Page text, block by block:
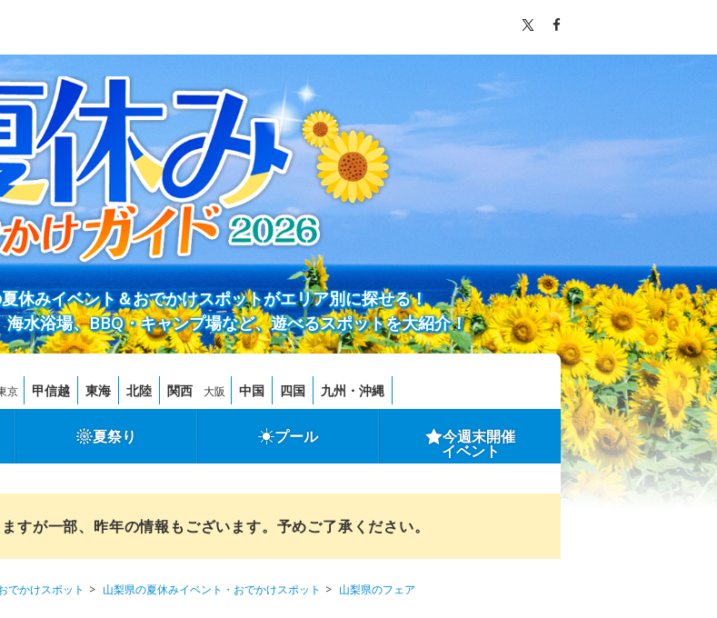
休みイベント＆おでかけスポットがエリア別に探せる！
水浴場、BBQ・キャンプ場など、遊べるスポットを大紹介！
京 甲信越 東海 北陸 関西 大阪 中国 四国 九州・沖縄
夏祭り プール 今週末開催
イベント
すが一部、昨年の情報もございます。予めご了承ください。
でかけスポット 山梨県の夏休みイベント・おでかけスポット
山梨県のフェア